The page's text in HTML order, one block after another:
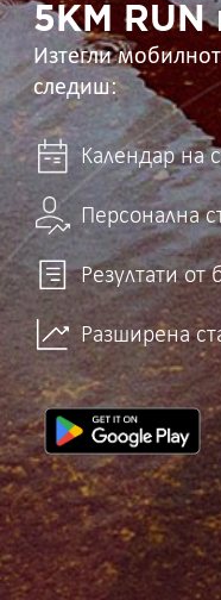
ти 5KM RUN
Изтегли
следиш:
Календар на
Персонална
Резултати от
Разширена